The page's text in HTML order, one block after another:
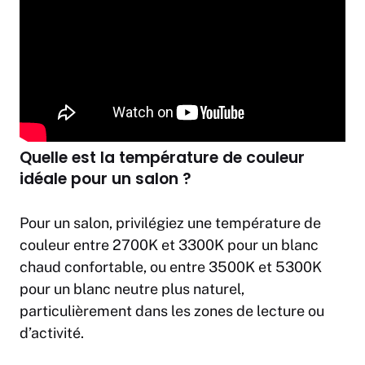
Quelle est la température de couleur
idéale pour un salon ?
Pour un salon, privilégiez une température de
couleur entre 2700K et 3300K pour un blanc
chaud confortable, ou entre 3500K et 5300K
pour un blanc neutre plus naturel,
particulièrement dans les zones de lecture ou
d’activité.